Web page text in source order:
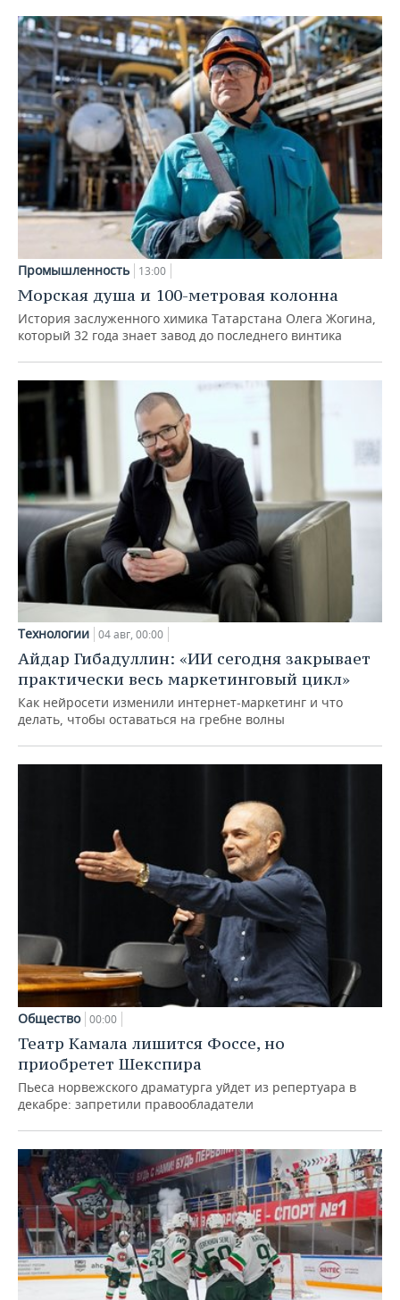
Промышленность 13:00
Морская душа и 100-метровая колонна
История заслуженного химика Татарстана Олега Жогина,
который 32 года знает завод до последнего винтика
Технологии 04 авг, 00:00
Айдар Гибадуллин: «ИИ сегодня закрывает
практически весь маркетинговый цикл»
Как нейросети изменили интернет-маркетинг и что
делать, чтобы оставаться на гребне волны
Общество 00:00
Театр Камала лишится Фоссе, но
приобретет Шекспира
Пьеса норвежского драматурга уйдет из репертуара в
декабре: запретили правообладатели